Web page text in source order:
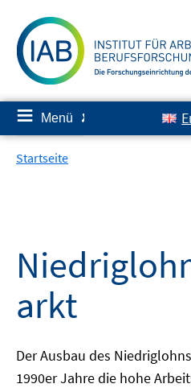
zum
Inhalt
≡ Menü ✘
Startseite
arkt
Der Ausbau des
1990er Jahre die hohe